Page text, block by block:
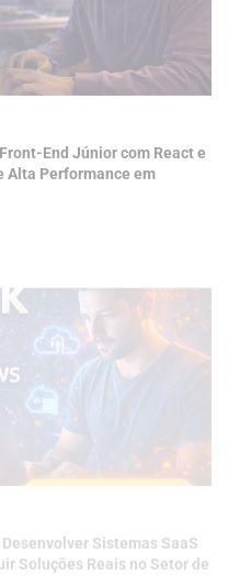
End Júnior com React e
Sistemas SaaS